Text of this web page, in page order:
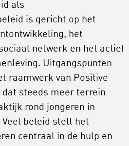
als
is gericht op het
het
netwerk en het actief
Uitgangspunten
raamwerk van Positive
dat steeds meer terrein
rond jongeren in
beleid stelt het
centraal in de hulp en